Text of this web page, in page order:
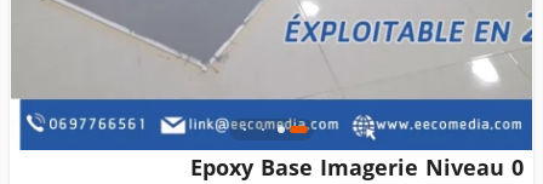
Epoxy Base Imagerie Niveau 0